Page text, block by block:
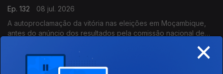
Ep. 132
08 jul. 2026
A autoproclamação da vitória nas eleições em Moçambique,
antes do anúncio dos resultados pela comissão nacional de
A Hora dos Ouvintes
×